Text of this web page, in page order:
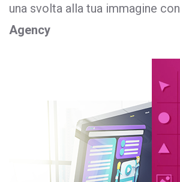
una svolta alla tua immagine con
Agency